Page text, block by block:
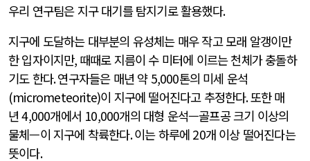
우리 연구팀은 지구 대기를 탐지기로 활용했다.
지구에 도달하는 대부분의 유성체는 매우 작고 모래 알갱이만
한 입자이지만, 때때로 지름이 수 미터에 이르는 천체가 충돌하
기도 한다.연구자들은 매년 약 5,000톤의 미세 운석
(micrometeorite)이 지구에 떨어진다고 추정한다.또한 매
년4,000개에서 10,000개의 대형 운석—골프공 크기 이상의
물체—이 지구에 착륙한다.이는 하루에 20개 이상 떨어진다는
뜻이다.